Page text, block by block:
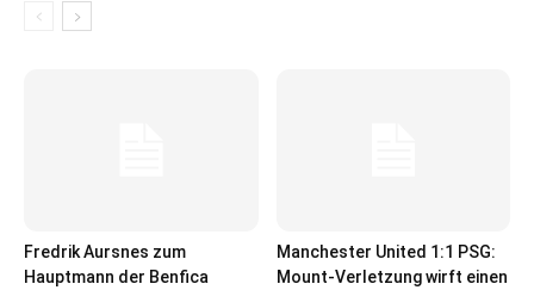
Fredrik Aursnes zum
Hauptmann der Benfica
Manchester United 1:1 PSG:
Mount-Verletzung wirft einen